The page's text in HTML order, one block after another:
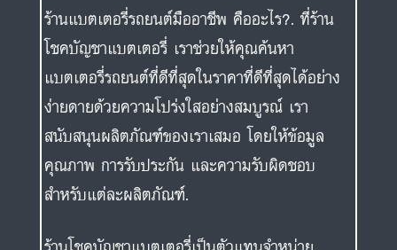
ร้านแบตเตอรี่รถยนต์มืออาชีพ คืออะไร?. ที่ร้าน
โชคบัญชาแบตเตอรี่ เราช่วยให้คุณค้นหา
แบตเตอรี่รถยนต์ที่ดีที่สุดในราคาที่ดีที่สุดได้อย่าง
ง่ายดายด้วยความโปร่งใสอย่างสมบูรณ์ เรา
สนับสนุนผลิตภัณฑ์ของเราเสมอ โดยให้ข้อมูล
คุณภาพ การรับประกัน และความรับผิดชอบ
สำหรับแต่ละผลิตภัณฑ์.